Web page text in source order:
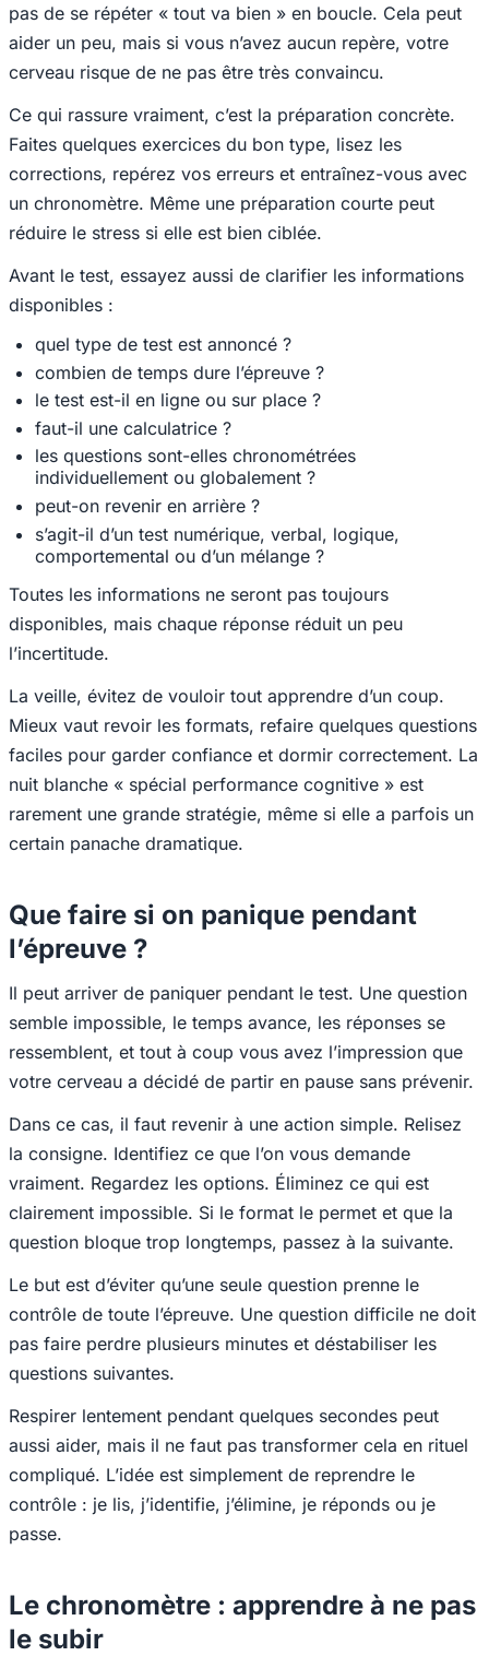
pas de se répéter « tout va bien » en boucle. Cela peut
aider un peu, mais si vous n’avez aucun repère, votre
cerveau risque de ne pas être très convaincu.
Ce qui rassure vraiment, c’est la préparation concrète.
Faites quelques exercices du bon type, lisez les
corrections, repérez vos erreurs et entraînez-vous avec
un chronomètre. Même une préparation courte peut
réduire le stress si elle est bien ciblée.
Avant le test, essayez aussi de clarifier les informations
disponibles :
quel type de test est annoncé ?
combien de temps dure l’épreuve ?
le test est-il en ligne ou sur place ?
faut-il une calculatrice ?
les questions sont-elles chronométrées
individuellement ou globalement ?
peut-on revenir en arrière ?
s’agit-il d’un test numérique, verbal, logique,
comportemental ou d’un mélange ?
Toutes les informations ne seront pas toujours
disponibles, mais chaque réponse réduit un peu
l’incertitude.
La veille, évitez de vouloir tout apprendre d’un coup.
Mieux vaut revoir les formats, refaire quelques questions
faciles pour garder confiance et dormir correctement. La
nuit blanche « spécial performance cognitive » est
rarement une grande stratégie, même si elle a parfois un
certain panache dramatique.
Que faire si on panique pendant
l’épreuve ?
Il peut arriver de paniquer pendant le test. Une question
semble impossible, le temps avance, les réponses se
ressemblent, et tout à coup vous avez l’impression que
votre cerveau a décidé de partir en pause sans prévenir.
Dans ce cas, il faut revenir à une action simple. Relisez
la consigne. Identifiez ce que l’on vous demande
vraiment. Regardez les options. Éliminez ce qui est
clairement impossible. Si le format le permet et que la
question bloque trop longtemps, passez à la suivante.
Le but est d’éviter qu’une seule question prenne le
contrôle de toute l’épreuve. Une question difficile ne doit
pas faire perdre plusieurs minutes et déstabiliser les
questions suivantes.
Respirer lentement pendant quelques secondes peut
aussi aider, mais il ne faut pas transformer cela en rituel
compliqué. L’idée est simplement de reprendre le
contrôle : je lis, j’identifie, j’élimine, je réponds ou je
passe.
Le chronomètre : apprendre à ne pas
le subir